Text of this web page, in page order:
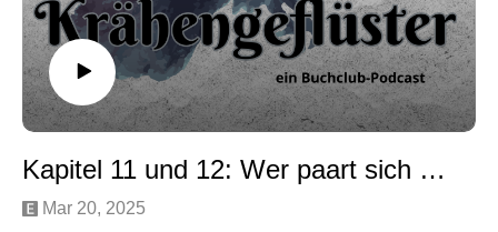
Kapitel 11 und 12: Wer paart sich hier mit wem?
Mar 20, 2025